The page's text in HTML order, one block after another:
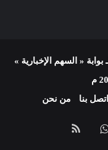
« السهم الإخبارية »
اتصل بنا من نحن
واتسابملخص